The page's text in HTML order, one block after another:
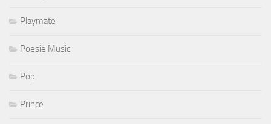
Playmate
Poesie Music
Pop
Prince